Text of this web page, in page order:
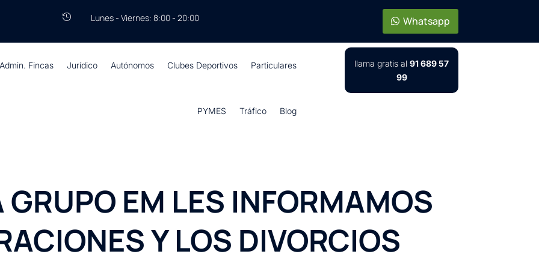
 Lunes - Viernes: 8:00 - 20:00 Whatsapp
Fincas Jurídico Autónomos Clubes Deportivos Particulares
PYMES Tráfico Blog
llama gratis al91 689 57
99
GRUPO EM LES INFORMAMOS
Y LOS DIVORCIOS